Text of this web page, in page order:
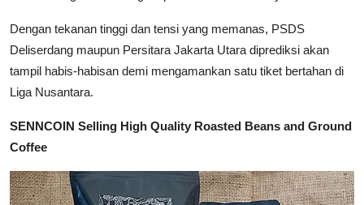
Dengan tekanan tinggi dan tensi yang memanas, PSDS
Deliserdang maupun Persitara Jakarta Utara diprediksi akan
tampil habis-habisan demi mengamankan satu tiket bertahan di
Liga Nusantara.
SENNCOIN Selling High Quality Roasted Beans and Ground
Coffee